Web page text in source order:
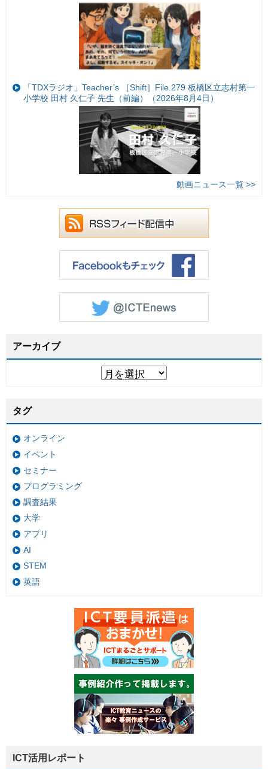
「TDXラジオ」Teacher’s ［Shift］File.279 板橋区立志村第一
小学校 田村 久仁子 先生（前編）（2026年8月4日）
動画ニュース一覧 >>
アーカイブ
タグ
オンライン
イベント
セミナー
プログラミング
調査結果
大学
アプリ
AI
STEM
英語
ICT活用レポート